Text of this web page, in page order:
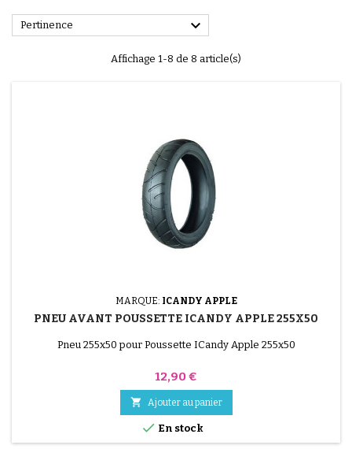
Pertinence 
Affichage 1-8 de 8 article(s)
MARQUE: ICANDY APPLE
PNEU AVANT POUSSETTE ICANDY APPLE 255X50
Pneu 255x50 pour Poussette ICandy Apple 255x50
Prix
12,90 €
 Ajouter au panier
 En stock